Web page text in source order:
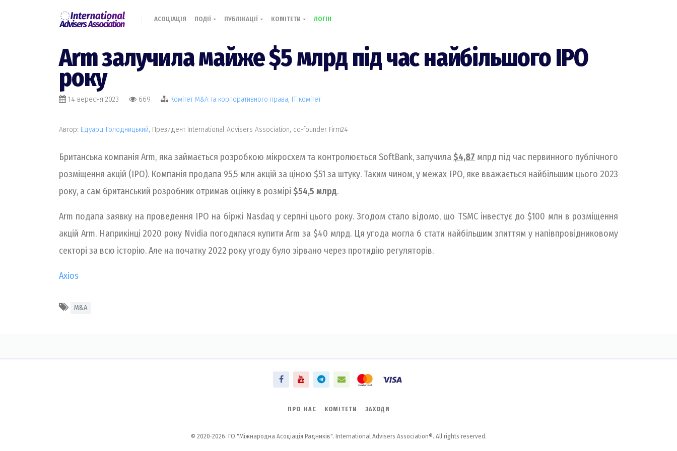
АСОЦІАЦІЯ ПОДІЇ ПУБЛІКАЦІЇ КОМІТЕТИ ЛОГІН
Arm залучила майже $5 млрд під час найбільшого IPO
року
14 вересня 2023 669 Комiтет M&A та корпоративного права, IT комiтет
Автор: Едуард Голодницький, Президент International Advisers Association, co-founder Firm24
Британська компанія Arm, яка займається розробкою мікросхем та контролюється SoftBank, залучила$4,87 млрд під час первинного публічного
розміщення акцій (IPO). Компанія продала 95,5 млн акцій за ціною $51 за штуку. Таким чином, у межах IPO, яке вважається найбільшим цього 2023
року, а сам британський розробник отримав оцінку в розмірі $54,5 млрд.
Arm подала заявку на проведення IPO на біржі Nasdaq у серпні цього року. Згодом стало відомо, що TSMC інвестує до $100 млн в розміщення
акцій Arm. Наприкінці 2020 року Nvidia погодилася купити Arm за $40 млрд. Ця угода могла б стати найбільшим злиттям у напівпровідниковому
секторі за всю історію. Але на початку 2022 року угоду було зірвано через протидію регуляторів.
Axios
M&A
ПРО НАС КОМІТЕТИ ЗАХОДИ
© 2020-2026. ГО "Міжнародна Асоціація Радників". International Advisers Association®. All rights reserved.